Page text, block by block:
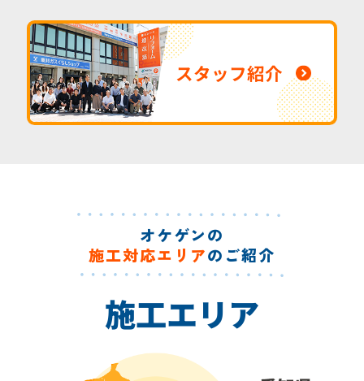
スタッフ紹介
オケゲンの
施工対応エリアのご紹介
施工エリア